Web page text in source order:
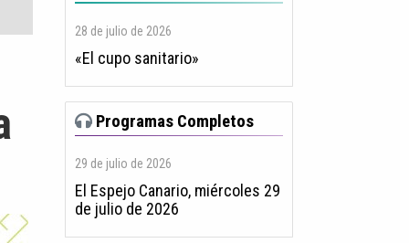
28 de julio de 2026
«El cupo sanitario»
Programas Completos
29 de julio de 2026
El Espejo Canario, miércoles 29
de julio de 2026